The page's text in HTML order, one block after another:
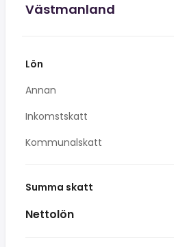
Västmanland
Lön
Annan
Inkomstskatt
Kommunalskatt
Summa skatt
Nettolön